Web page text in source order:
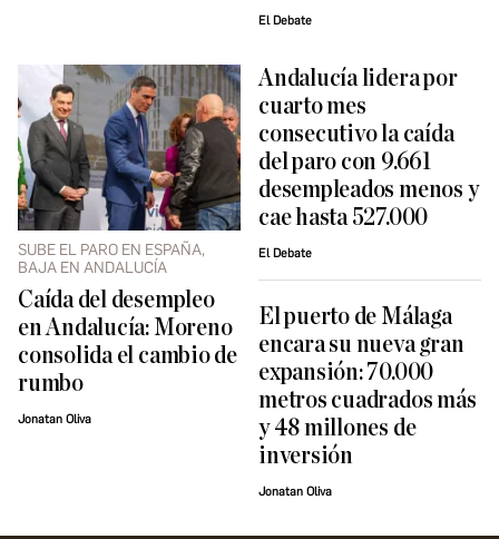
El Debate
SUBE EL PARO EN ESPAÑA,
BAJA EN ANDALUCÍA
Caída del desempleo
en Andalucía: Moreno
consolida el cambio de
rumbo
Jonatan Oliva
Andalucía lidera por
cuarto mes
consecutivo la caída
del paro con 9.661
desempleados menos y
cae hasta 527.000
El Debate
El puerto de Málaga
encara su nueva gran
expansión: 70.000
metros cuadrados más
y 48 millones de
inversión
Jonatan Oliva